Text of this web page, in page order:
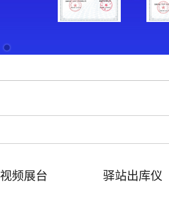
视频展台 驿站出库仪